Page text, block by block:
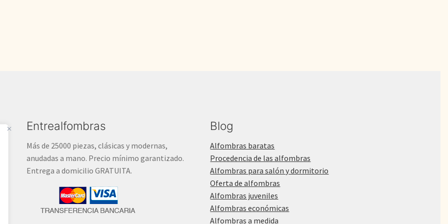
Entrealfombras
Más de 25000 piezas, clásicas y modernas,
anudadas a mano. Precio mínimo garantizado.
Entrega a domicilio GRATUITA.
Blog
Alfombras baratas
Procedencia de las alfombras
Alfombras para salón y dormitorio
Oferta de alfombras
Alfombras juveniles
Alfombras económicas
Alfombras a medida